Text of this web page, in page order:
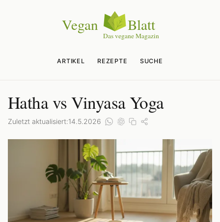
ARTIKEL REZEPTE SUCHE
Hatha vs Vinyasa Yoga
Zuletzt aktualisiert:14.5.2026